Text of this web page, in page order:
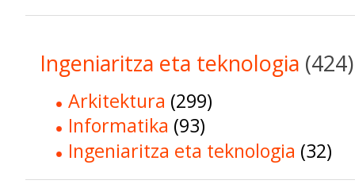
Ingeniaritza eta teknologia (424)
Arkitektura (299)
Informatika (93)
Ingeniaritza eta teknologia (32)